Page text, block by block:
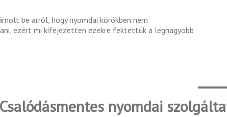
be arról, hogy nyomdai körökben nem
ezért mi kifejezetten ezekre fektettük a legnagyobb
Csalódásmentes nyomdai